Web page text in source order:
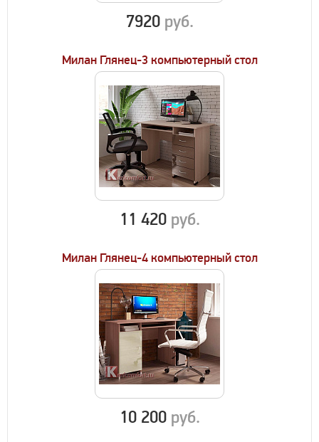
7920 руб.
Милан Глянец-3 компьютерный стол
11 420 руб.
Милан Глянец-4 компьютерный стол
10 200 руб.